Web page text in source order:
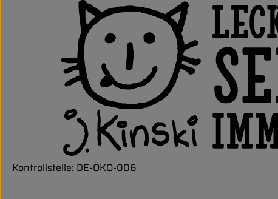
Kontrollstelle: DE-ÖKO-006